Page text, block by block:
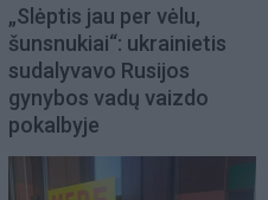
„Slėptis jau per vėlu,
šunsnukiai“: ukrainietis
sudalyvavo Rusijos
gynybos vadų vaizdo
pokalbyje